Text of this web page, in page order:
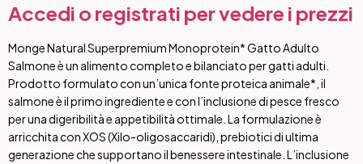
Accedi o registrati per vedere i prezzi
Monge Natural Superpremium Monoprotein* Gatto Adulto
Salmone è un alimento completo e bilanciato per gatti adulti.
Prodotto formulato con un’unica fonte proteica animale*, il
salmone è il primo ingrediente e con l’inclusione di pesce fresco
per una digeribilità e appetibilità ottimale. La formulazione è
arricchita con XOS (Xilo-oligosaccaridi), prebiotici di ultima
generazione che supportano il benessere intestinale. L’inclusione